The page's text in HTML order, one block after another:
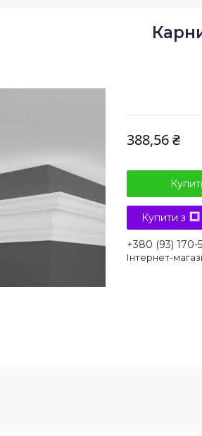
388,56 ₴
Купити з
+380 (93) 170-
Інтернет-